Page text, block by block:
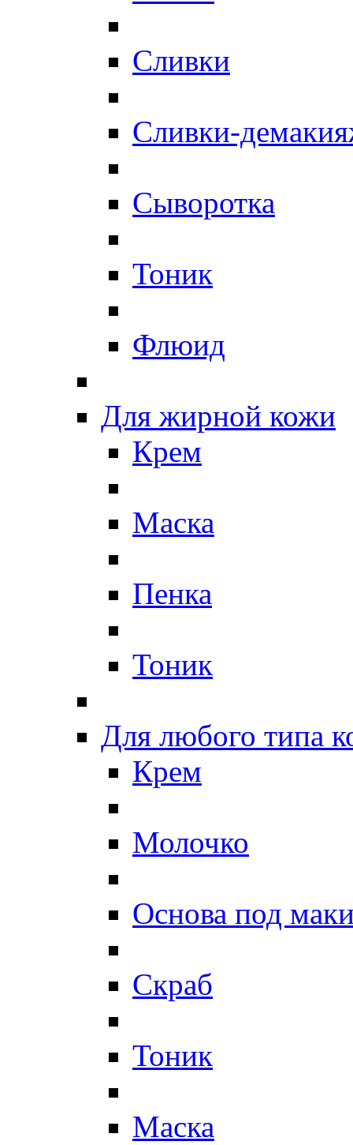
Сливки
Сливки-
Сыворотка
Тоник
Флюид
Для жирной кожи
Крем
Маска
Пенка
Тоник
Для любого типа
Крем
Молочко
Основа под
Скраб
Тоник
Маска